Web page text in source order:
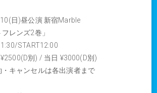
日)昼公演 新宿Marble
フレンズ2巻」
START12:00
別) / 当日 ¥3000(D別)
キャンセルは各出演者まで